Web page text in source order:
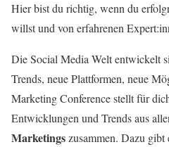
Hier bist du richtig, wenn du
willst und von erfahrenen
Die Social Media Welt entwickelt
Trends, neue Plattformen, neue
Marketing Conference stellt für
Entwicklungen und Trends aus
Marketingszusammen. Dazu gibt